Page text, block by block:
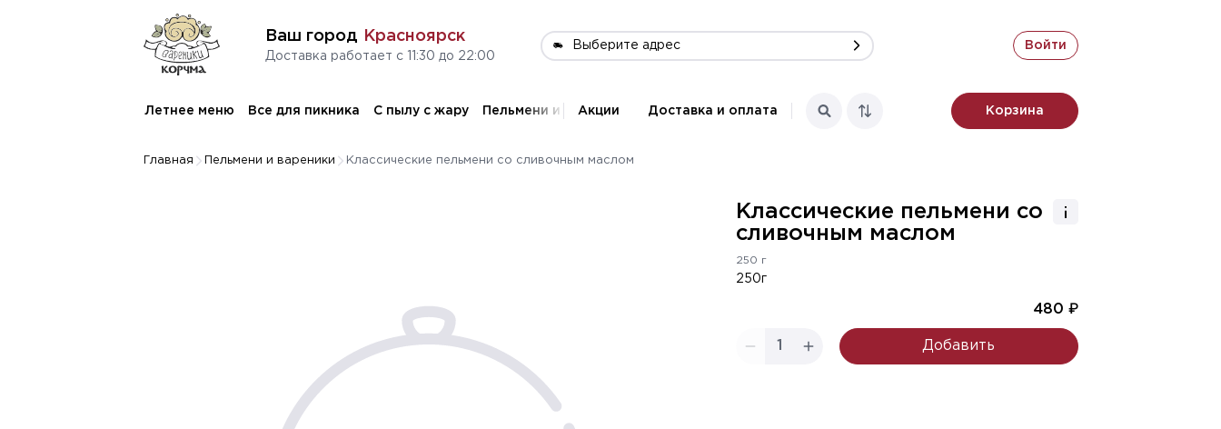
Ваш город Красноярск
Доставка работает с 11:30 до 22:00
Выберите адрес Войти
Летнее меню Все для пикника С пылу с жару Пельмени и вареники Драники Горячие блюда Супы Закуски Детское меню
Акции Доставка и оплата Корзина
Главная Пельмени и вареники Классические пельмени со сливочным маслом
Классические пельмени со
сливочным маслом
250 г
250г
480 ₽
1 Добавить